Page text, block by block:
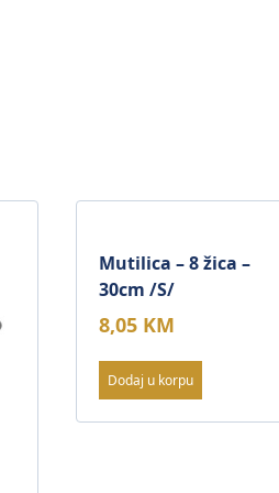
Mutilica – 8 žica –
30cm /S/
8,05 KM
Dodaj u korpu